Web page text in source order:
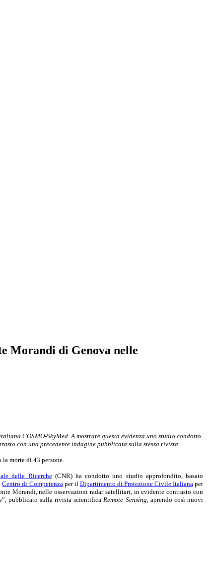
Morandi di Genova nelle
COSMO-SkyMed. A mostrare questa evidenza uno studio condotto
con una precedente indagine pubblicata sulla stessa rivista.
morte di 43 persone.
delle Ricerche(CNR) ha condotto uno studio approfondito, basato
Centro di Competenza per il Dipartimento di Protezione Civile Italiana per
Morandi, nelle osservazioni radar satellitari, in evidente contrasto con
”, pubblicato sulla rivista scientifica Remote Sensing , aprendo così nuovi